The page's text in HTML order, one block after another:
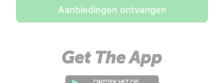
Aanbiedingen ontvangen